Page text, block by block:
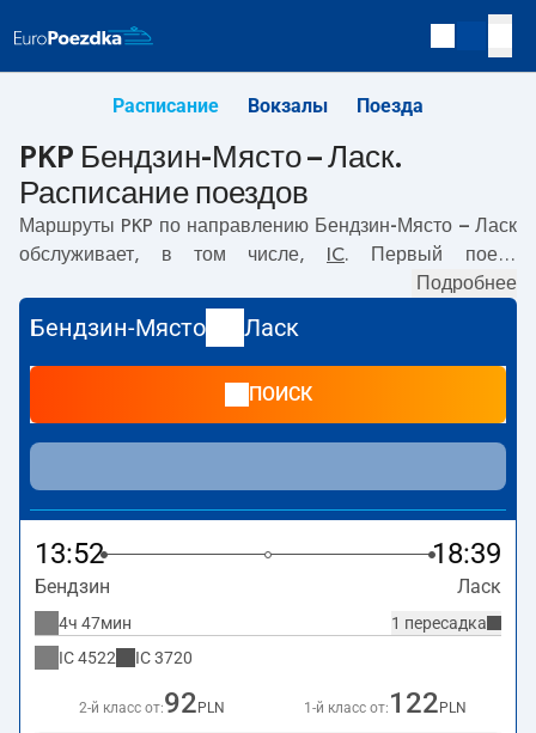
Расписание Вокзалы Поезда
PKP Бендзин-Място – Ласк.
Расписание поездов
Маршруты PKP по направлению Бендзин-Място – Ласк
обслуживает, в том числе,
IC. Первый поезд
с вокзала PKP Бендзин-Място.
Последний поезд до Ласк отправляется в 13:52. В
настоящее время по маршруту
не курсируют другие поезда перевозчика PKP Intercity.
Поезд заканчивает маршрут на станции Ласк.
Подробнее
Бендзин-Място Ласк
ПОИСК
13:52 18:39
Бендзин Ласк
1 пересадка
4ч 47мин
IC4522 IC3720
2-й класс от:92 PLN 1-й класс от: 122 PLN